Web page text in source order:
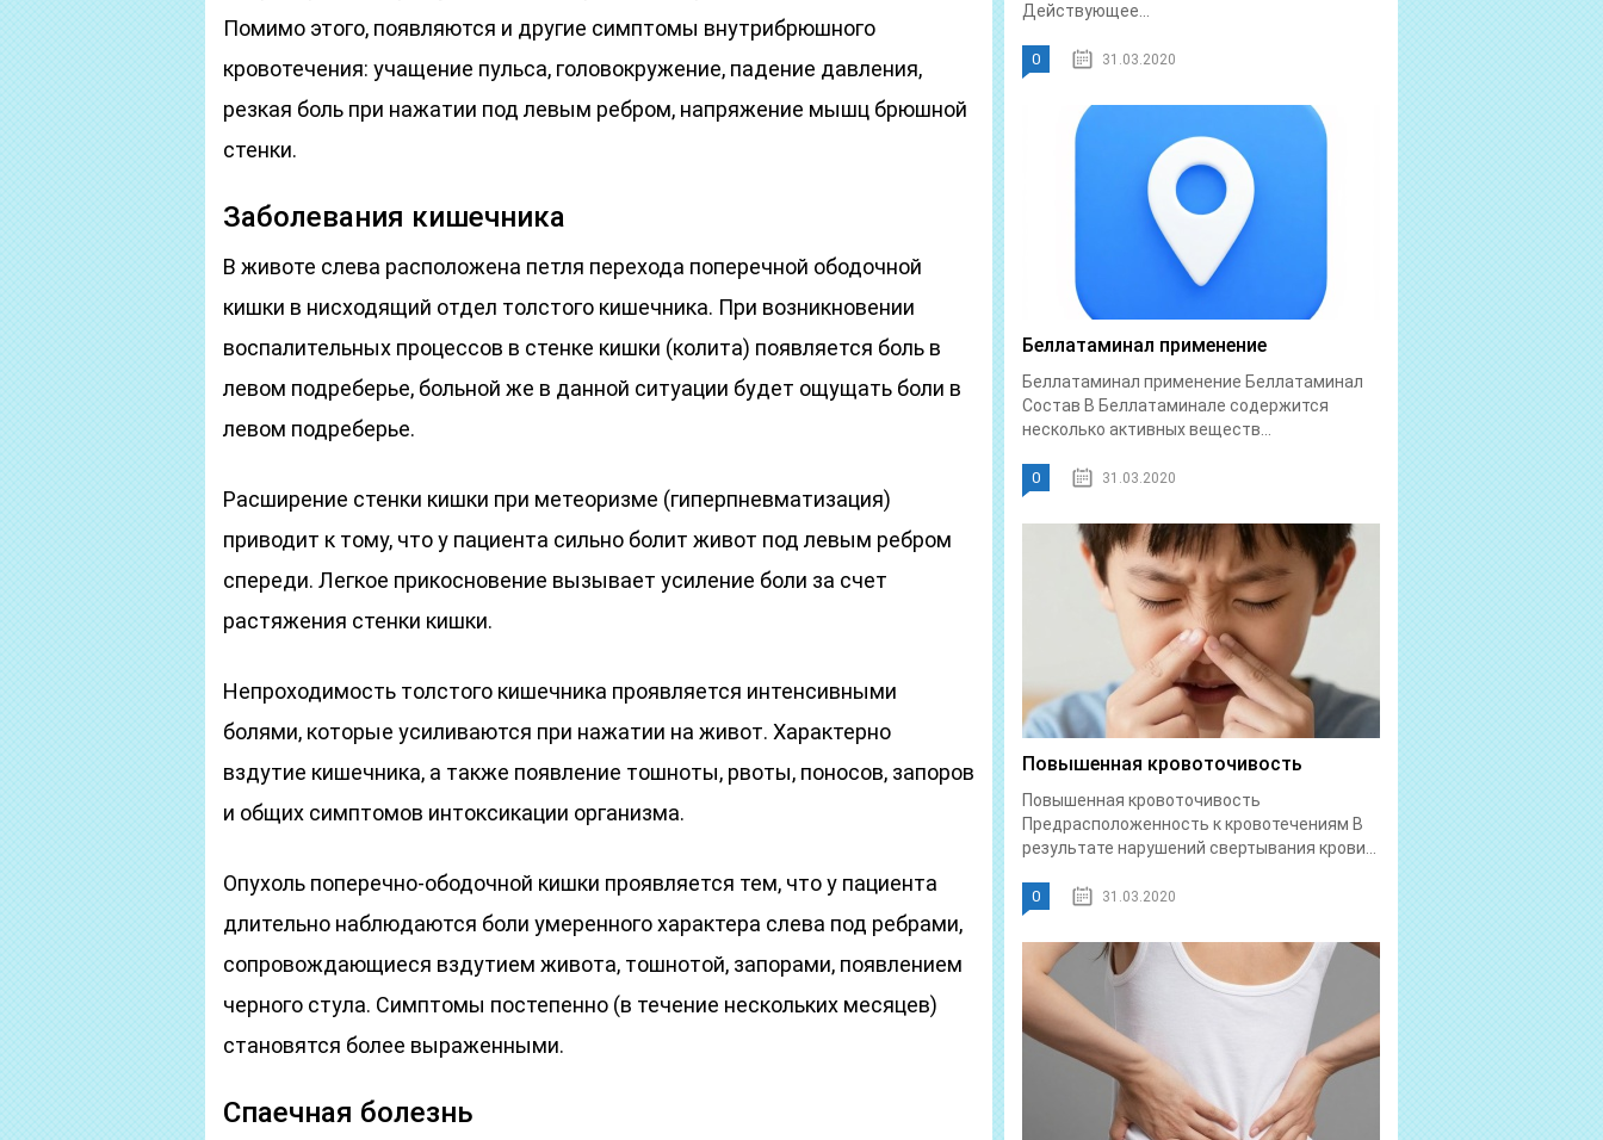
Помимо этого, появляются и другие симптомы внутрибрюшного
кровотечения: учащение пульса, головокружение, падение давления,
резкая боль при нажатии под левым ребром, напряжение мышц брюшной
стенки.
Заболевания кишечника
В животе слева расположена петля перехода поперечной ободочной
кишки в нисходящий отдел толстого кишечника. При возникновении
воспалительных процессов в стенке кишки (колита) появляется боль в
левом подреберье, больной же в данной ситуации будет ощущать боли в
левом подреберье.
Расширение стенки кишки при метеоризме (гиперпневматизация)
приводит к тому, что у пациента сильно болит живот под левым ребром
спереди. Легкое прикосновение вызывает усиление боли за счет
растяжения стенки кишки.
Непроходимость толстого кишечника проявляется интенсивными
болями, которые усиливаются при нажатии на живот. Характерно
вздутие кишечника, а также появление тошноты, рвоты, поносов, запоров
и общих симптомов интоксикации организма.
Опухоль поперечно-ободочной кишки проявляется тем, что у пациента
длительно наблюдаются боли умеренного характера слева под ребрами,
сопровождающиеся вздутием живота, тошнотой, запорами, появлением
черного стула. Симптомы постепенно (в течение нескольких месяцев)
становятся более выраженными.
Спаечная болезнь
Действующее...
0 31.03.2020
Беллатаминал применение
Беллатаминал применение Беллатаминал
Состав В Беллатаминале содержится
несколько активных веществ...
0 31.03.2020
Повышенная кровоточивость
Повышенная кровоточивость
Предрасположенность к кровотечениям В
результате нарушений свертывания крови...
0 31.03.2020